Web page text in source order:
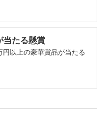
当たる懸賞
円以上の豪華賞品が当たる